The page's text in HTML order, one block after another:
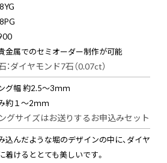
金属でのセミオーダー制作が可能
：ダイヤモンド7石（0.07ct）
グ幅 約2.5～3ｍｍ
約１～2ｍｍ
グサイズはお送りするお申込みセットに
込んだような堀のデザインの中に、ダイヤモ
着けるととても美しいです。